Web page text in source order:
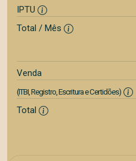
IPTU
Total / Mês
Venda
(ITBI, Registro, Escritura e Certidões)
Total